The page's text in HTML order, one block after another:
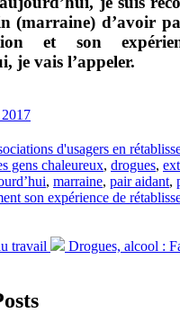
(marraine) d’avoir
et son
je vais l’appeler.
d'usagers en
gens chaleureux, drogues,
, marraine, pair aidant,
son expérience de
travail
Next
Drogues, alcool :